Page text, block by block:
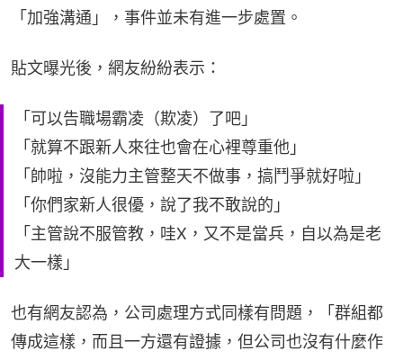
「加強溝通」，事件並未有進一步處置。
貼文曝光後，網友紛紛表示：
「可以告職場霸凌（欺凌）了吧」
「就算不跟新人來往也會在心裡尊重他」
「帥啦，沒能力主管整天不做事，搞鬥爭就好啦」
「你們家新人很優，說了我不敢說的」
「主管說不服管教，哇X，又不是當兵，自以為是老
大一樣」
也有網友認為，公司處理方式同樣有問題，「群組都
傳成這樣，而且一方還有證據，但公司也沒有什麼作